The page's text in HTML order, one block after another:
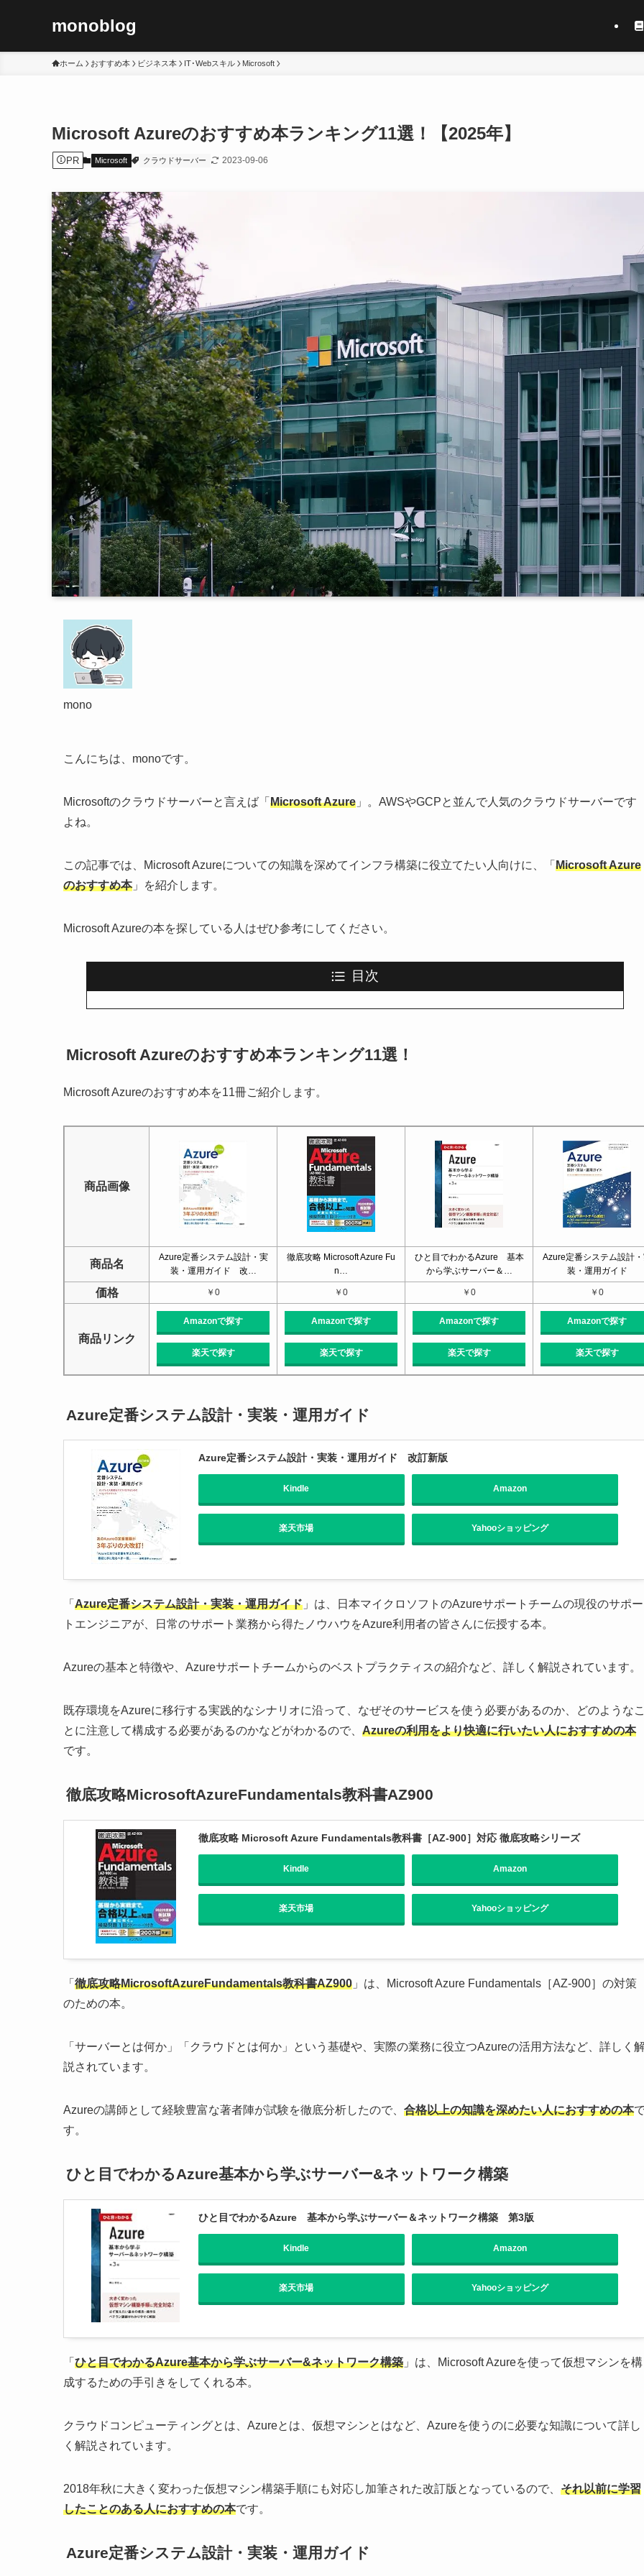
monoblog
ホーム おすすめ本 ビジネス本 IT･Webスキル Microsoft
Microsoft Azureのおすすめ本ランキング11選！【2025年】
PR Microsoft クラウドサーバー 2023-09-06
mono
こんにちは、monoです。
Microsoftのクラウドサーバーと言えば「 Microsoft Azure 」。AWSやGCPと並んで人気のクラウドサーバーです
よね。
この記事では、Microsoft Azureについての知識を深めてインフラ構築に役立てたい人向けに、「 Microsoft Azure
のおすすめ本」を紹介します。
Microsoft Azureの本を探している人はぜひ参考にしてください。
目次
Microsoft Azureのおすすめ本ランキング11選！
Microsoft Azureのおすすめ本を11冊ご紹介します。
商品画像
商品名
Azure定番システム設計・実
装・運用ガイド 改…
徹底攻略 Microsoft Azure Fu
n…
ひと目でわかるAzure 基本
から学ぶサーバー＆…
Azure定番システム設計
装・運用ガイド
価格 ￥0 ￥0 ￥0 ￥0
商品リンク
Amazonで探す
楽天で探す
Amazonで探す
楽天で探す
Amazonで探す
楽天で探す
Amazonで探す
楽天で探す
Azure定番システム設計・実装・運用ガイド
Azure定番システム設計・実装・運用ガイド 改訂新版
Kindle Amazon
楽天市場 Yahooショッピング
「 Azure定番システム設計・実装・運用ガイド 」は、日本マイクロソフトのAzureサポートチームの現役のサポー
トエンジニアが、日常のサポート業務から得たノウハウをAzure利用者の皆さんに伝授する本。
Azureの基本と特徴や、Azureサポートチームからのベストプラクティスの紹介など、詳しく解説されています。
既存環境をAzureに移行する実践的なシナリオに沿って、なぜそのサービスを使う必要があるのか、どのような
とに注意して構成する必要があるのかなどがわかるので、 Azureの利用をより快適に行いたい人におすすめの本
です。
徹底攻略MicrosoftAzureFundamentals教科書AZ900
徹底攻略 Microsoft Azure Fundamentals教科書［AZ-900］対応 徹底攻略シリーズ
Kindle Amazon
楽天市場 Yahooショッピング
「 徹底攻略MicrosoftAzureFundamentals教科書AZ900 」は、Microsoft Azure Fundamentals［AZ-900］の対策
のための本。
「サーバーとは何か」「クラウドとは何か」という基礎や、実際の業務に役立つAzureの活用方法など、詳しく
説されています。
Azureの講師として経験豊富な著者陣が試験を徹底分析したので、 合格以上の知識を深めたい人におすすめの本
す。
ひと目でわかるAzure基本から学ぶサーバー&ネットワーク構築
ひと目でわかるAzure 基本から学ぶサーバー＆ネットワーク構築 第3版
Kindle Amazon
楽天市場 Yahooショッピング
「 ひと目でわかるAzure基本から学ぶサーバー&ネットワーク構築 」は、Microsoft Azureを使って仮想マシンを構
成するための手引きをしてくれる本。
クラウドコンピューティングとは、Azureとは、仮想マシンとはなど、Azureを使うのに必要な知識について詳し
く解説されています。
2018年秋に大きく変わった仮想マシン構築手順にも対応し加筆された改訂版となっているので、 それ以前に学習
したことのある人におすすめの本です。
Azure定番システム設計・実装・運用ガイド